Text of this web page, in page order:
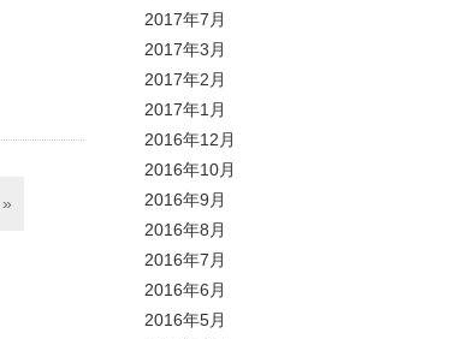
»
2017年7月
2017年3月
2017年2月
2017年1月
2016年12月
2016年10月
2016年9月
2016年8月
2016年7月
2016年6月
2016年5月